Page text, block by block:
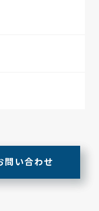
問い合わせ